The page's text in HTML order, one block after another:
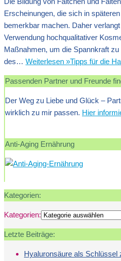
Erscheinungen, die sich in
bemerkbar machen. Daher
Verwendung hochqualitativer
Maßnahmen, um die Spannkraft
des… Weiterlesen »Tipps für die
Passenden Partner und Freunde
Der Weg zu Liebe und Glück –
wirklich zu mir passen. Hier
Anti-Aging Ernährung
Kategorien:
Kategorien:
Letzte Beiträge:
Hyaluronsäure als Schlüssel